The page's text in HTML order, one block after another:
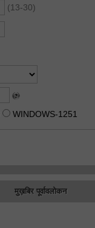
(13-30)
WINDOWS-1251
मुख़बिर पूर्वावलोकन